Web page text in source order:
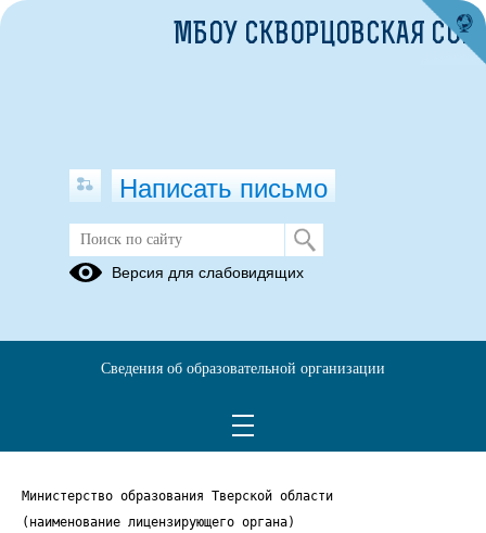
Выписка из реестра лицензий №
Опубликовано на сайте
Министерство образования Тверской области
(наименование лицензирующего органа)
МБОУ СКВОРЦОВСКАЯ СОШ
Написать письмо
Версия для слабовидящих
Сведения об образовательной организации